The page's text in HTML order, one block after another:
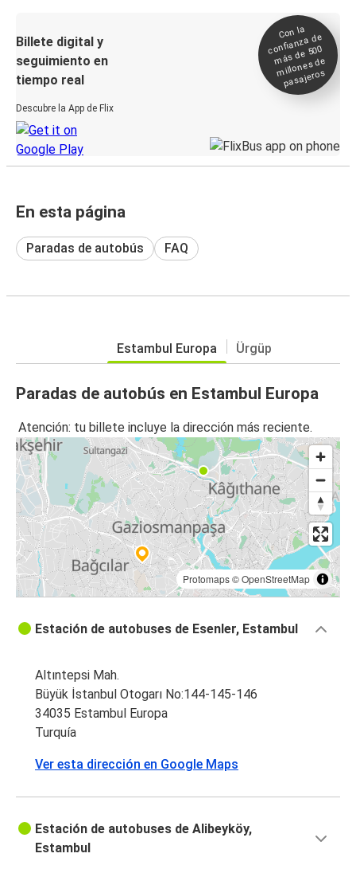
Billete digital y
seguimiento en
tiempo real
Descubre la App de Flix
Con la
confianza de
más de 500
millones de
pasajeros
En esta página
Paradas de autobús FAQ
Estambul Europa Ürgüp
Paradas de autobús en Estambul Europa
Atención: tu billete incluye la dirección más reciente.
Protomaps©OpenStreetMap
Estación de autobuses de Esenler, Estambul
Altıntepsi Mah.
Büyük İstanbul Otogarı No:144-145-146
34035 Estambul Europa
Turquía
Ver esta dirección en Google Maps
Estación de autobuses de Alibeyköy,
Estambul